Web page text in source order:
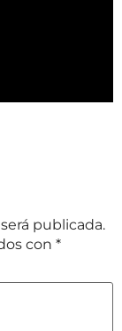
publicada.
con *